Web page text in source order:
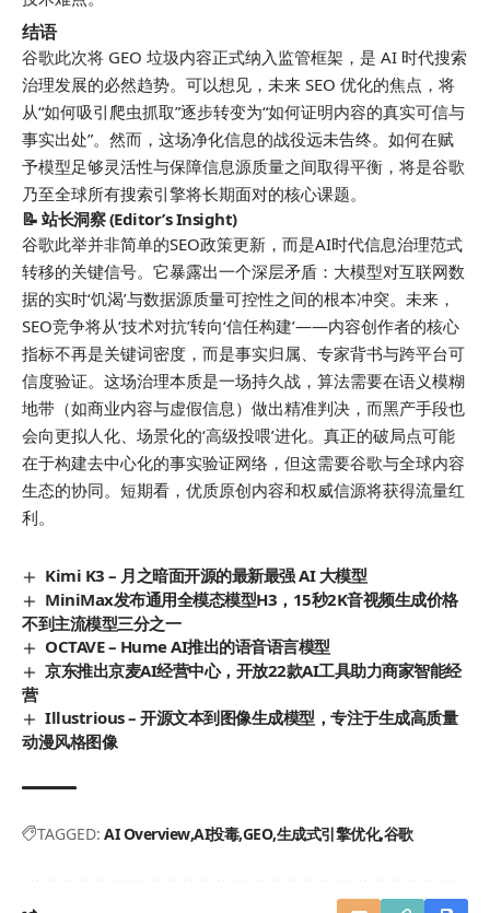
结语
谷歌此次将 GEO 垃圾内容正式纳入监管框架，是 AI 时代搜索
治理发展的必然趋势。可以想见，未来 SEO 优化的焦点，将
从“如何吸引爬虫抓取”逐步转变为“如何证明内容的真实可信与
事实出处”。然而，这场净化信息的战役远未告终。如何在赋
予模型足够灵活性与保障信息源质量之间取得平衡，将是谷歌
乃至全球所有搜索引擎将长期面对的核心课题。
📝 站长洞察 (Editor’s Insight)
谷歌此举并非简单的SEO政策更新，而是AI时代信息治理范式
转移的关键信号。它暴露出一个深层矛盾：大模型对互联网数
据的实时‘饥渴’与数据源质量可控性之间的根本冲突。未来，
SEO竞争将从‘技术对抗’转向‘信任构建’——内容创作者的核心
指标不再是关键词密度，而是事实归属、专家背书与跨平台可
信度验证。这场治理本质是一场持久战，算法需要在语义模糊
地带（如商业内容与虚假信息）做出精准判决，而黑产手段也
会向更拟人化、场景化的‘高级投喂’进化。真正的破局点可能
在于构建去中心化的事实验证网络，但这需要谷歌与全球内容
生态的协同。短期看，优质原创内容和权威信源将获得流量红
利。
Kimi K3 – 月之暗面开源的最新最强 AI 大模型
MiniMax发布通用全模态模型H3，15秒2K音视频生成价格
不到主流模型三分之一
OCTAVE – Hume AI推出的语音语言模型
京东推出京麦AI经营中心，开放22款AI工具助力商家智能经
营
Illustrious – 开源文本到图像生成模型，专注于生成高质量
动漫风格图像
TAGGED: AI OverviewAI投毒 GEO 生成式引擎优化 谷歌